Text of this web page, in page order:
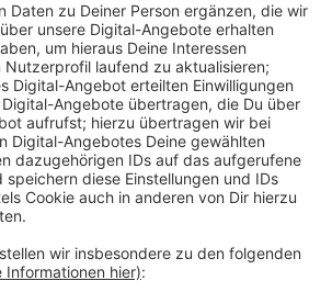
die schon länger im Dienst
Behörden zur Polizei in unserer Stadt
der neuen Polizeibeamten kommen
oder aus den umliegenden
damit ein Zugehörigkeitsgefühl zur
Polizei. Sie freut sich, mit der
für die Sicherheit in
zu sorgen.